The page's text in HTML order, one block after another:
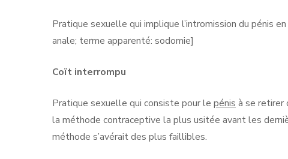
Pratique sexuelle qui implique l’intromission du pénis
anale; terme apparenté: sodomie]
Coït interrompu
Pratique sexuelle qui consiste pour le pénis à se retirer
la méthode contraceptive la plus usitée avant les
méthode s’avérait des plus faillibles.